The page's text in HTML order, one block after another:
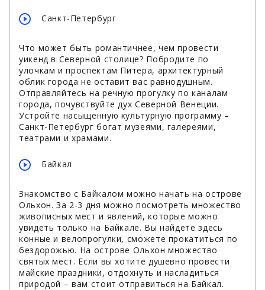
Санкт-Петербург
Что может быть романтичнее, чем провести
уикенд в Северной столице? Побродите по
улочкам и проспектам Питера, архитектурный
облик города не оставит вас равнодушным.
Отправляйтесь на речную прогулку по каналам
города, почувствуйте дух Северной Венеции.
Устройте насыщенную культурную программу –
Санкт-Петербург богат музеями, галереями,
театрами и храмами.
Байкал
Знакомство с Байкалом можно начать на острове
Ольхон. За 2-3 дня можно посмотреть множество
живописных мест и явлений, которые можно
увидеть только на Байкале. Вы найдете здесь
конные и велопрогулки, сможете прокатиться по
бездорожью. На острове Ольхон множество
святых мест. Если вы хотите душевно провести
майские праздники, отдохнуть и насладиться
природой – вам стоит отправиться на Байкал.